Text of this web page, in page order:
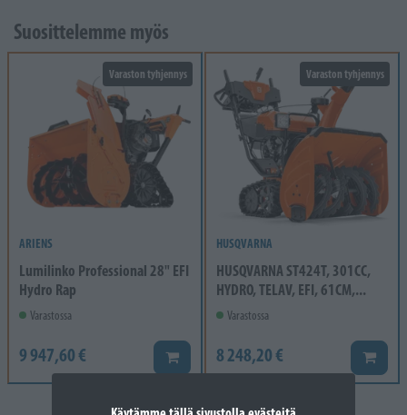
Suosittelemme myös
Varaston tyhjennys
ARIENS
Lumilinko Professional 28" EFI
Hydro Rap
Varastossa
9 947,60 € Lisää koriin
Varaston tyhjennys
HUSQVARNA
HUSQVARNA ST424T, 301CC,
HYDRO, TELAV, EFI, 61CM,...
Varastossa
8 248,20 € Lisää